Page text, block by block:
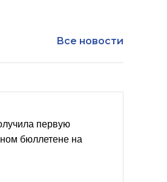
Все новости
первую
бюллетене на